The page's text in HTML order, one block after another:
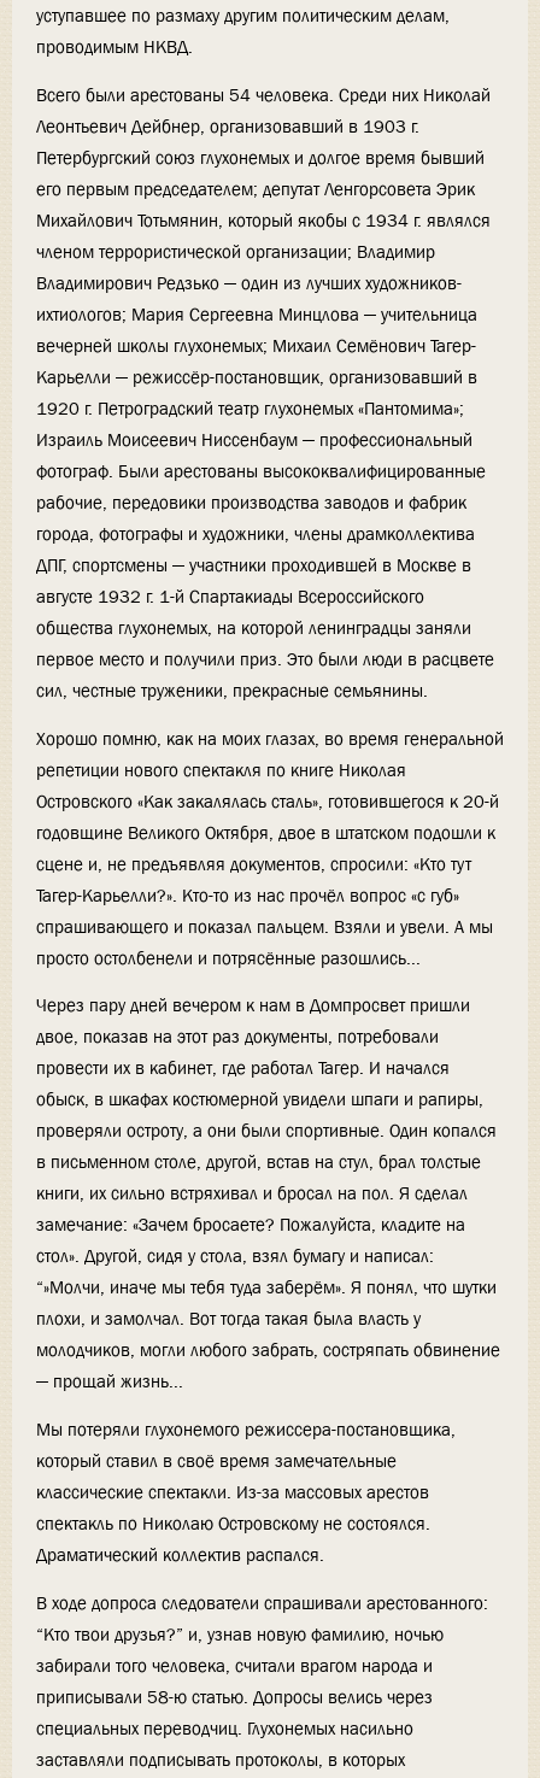
уступавшее по размаху другим политическим делам,
проводимым НКВД.
Всего были арестованы 54 человека. Среди них Николай
Леонтьевич Дейбнер, организовавший в 1903 г.
Петербургский союз глухонемых и долгое время бывший
его первым председателем; депутат Ленгорсовета Эрик
Михайлович Тотьмянин, который якобы с 1934 г. являлся
членом террористической организации; Владимир
Владимирович Редзько — один из лучших художников-
ихтиологов; Мария Сергеевна Минцлова — учительница
вечерней школы глухонемых; Михаил Семёнович Тагер-
Карьелли — режиссёр-постановщик, организовавший в
1920 г. Петроградский театр глухонемых «Пантомима»;
Израиль Моисеевич Ниссенбаум — профессиональный
фотограф. Были арестованы высококвалифицированные
рабочие, передовики производства заводов и фабрик
города, фотографы и художники, члены драмколлектива
ДПГ, спортсмены — участники проходившей в Москве в
августе 1932 г. 1-й Спартакиады Всероссийского
общества глухонемых, на которой ленинградцы заняли
первое место и получили приз. Это были люди в расцвете
сил, честные труженики, прекрасные семьянины.
Хорошо помню, как на моих глазах, во время генеральной
репетиции нового спектакля по книге Николая
Островского «Как закалялась сталь», готовившегося к 20-й
годовщине Великого Октября, двое в штатском подошли к
сцене и, не предъявляя документов, спросили: «Кто тут
Тагер-Карьелли?». Кто-то из нас прочёл вопрос «с губ»
спрашивающего и показал пальцем. Взяли и увели. А мы
просто остолбенели и потрясённые разошлись...
Через пару дней вечером к нам в Домпросвет пришли
двое, показав на этот раз документы, потребовали
провести их в кабинет, где работал Тагер. И начался
обыск, в шкафах костюмерной увидели шпаги и рапиры,
проверяли остроту, а они были спортивные. Один копался
в письменном столе, другой, встав на стул, брал толстые
книги, их сильно встряхивал и бросал на пол. Я сделал
замечание: «Зачем бросаете? Пожалуйста, кладите на
стол». Другой, сидя у стола, взял бумагу и написал:
“»Молчи, иначе мы тебя туда заберём». Я понял, что шутки
плохи, и замолчал. Вот тогда такая была власть у
молодчиков, могли любого забрать, состряпать обвинение
— прощай жизнь...
Мы потеряли глухонемого режиссера-постановщика,
который ставил в своё время замечательные
классические спектакли. Из-за массовых арестов
спектакль по Николаю Островскому не состоялся.
Драматический коллектив распался.
В ходе допроса следователи спрашивали арестованного:
“Кто твои друзья?” и, узнав новую фамилию, ночью
забирали того человека, считали врагом народа и
приписывали 58-ю статью. Допросы велись через
специальных переводчиц. Глухонемых насильно
заставляли подписывать протоколы, в которых